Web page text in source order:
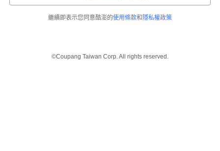
繼續即表示您同意酷澎的使用條款和 隱私權政策
©Coupang Taiwan Corp. All rights reserved.